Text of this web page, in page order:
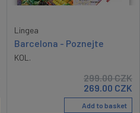
Lingea
Barcelona - Poznejte
KOL.
299.00CZK
269.00 CZK
Add to basket